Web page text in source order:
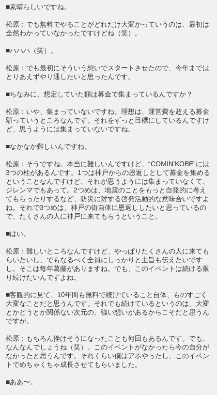
■素晴らしいですね。
松原：でも無料でやることがどれだけ大変かっていうのは、最初は
全然わかっていなかったですけどね（笑）。
■ハハハ（笑）。
松原：でも最初にそういう想いでスタートさせたので、今年までは
とりあえずやり通したいと思ったんです。
■ちなみに、想定していた額は募金で集まっているんですか？
松原：いや、集まっていないですね。理想は、運営費を超える募金
額っていうところなんです。それをずっと目標にしているんですけ
ど、思うようには集まっていないですね。
■なかなか難しいんですね。
松原：そうですね。本当に難しいんですけど、“COMIN'KOBE”には
3つの柱があるんです。1つは神戸からの恩返しとして募金を集める
ということなんですけど、それが思うようには集まっていなくて、
ジレンマでもあって。2つめは、地震のことをもっと自発的に考え
てもらったりするなど、防災に対する啓発活動的な意味合いですよ
ね。それで3つめは、神戸の街自体に恩返ししたいと思っているの
で、たくさんの人に神戸に来てもらうということ。
■はい。
松原：難しいところなんですけど、やっぱりたくさんの人に来ても
らいたいし、でもなるべく全員にしっかりと主旨も伝えたいです
し。そこは毎年葛藤がありますね。でも、このイベントは続ける限
り続けたいんですよね。
■客観的に見て、10年間も無料で続けていること自体、ものすごく
大変なことだと思うんです。それでも続けているというのは、大変
とかどうとか関係ない次元の、強い想いがあるからこそだと思うん
ですが。
松原：もちろん挫けそうになったことも何回もあるんです。でも、
なんなんでしょうね（笑）。このイベントがなかったら今の自分が
なかったと思うんです。それくらい僕はアホやったし、このイベン
トでめちゃくちゃ成長させてもらいました。
■ああ〜。